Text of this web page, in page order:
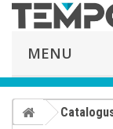
MENU